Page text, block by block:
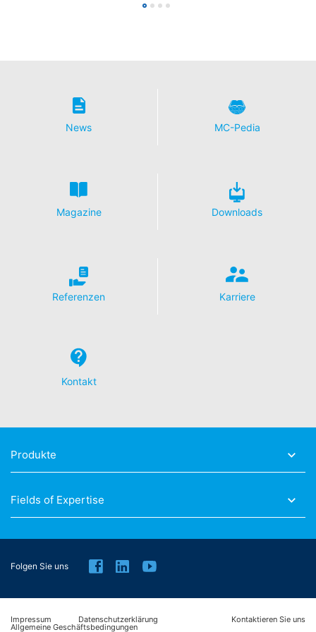
News MC-Pedia
Magazine Downloads
Referenzen Karriere
Kontakt
Produkte
Fields of Expertise
Folgen Sie uns
Impressum Datenschutzerklärung
Allgemeine Geschäftsbedingungen
Kontaktieren Sie uns